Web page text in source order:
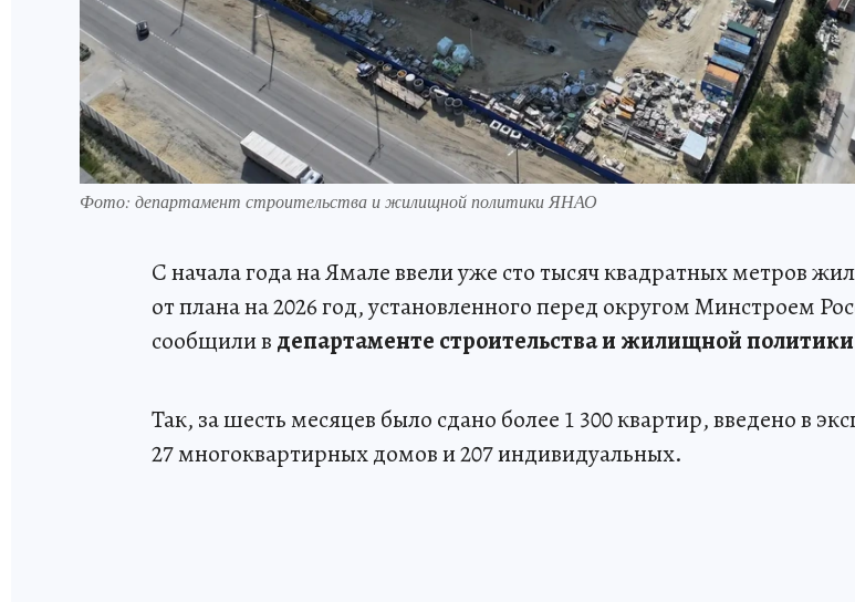
Фото: департамент строительства и жилищной политики ЯНАО
С начала года на Ямале ввели уже сто тысяч квадратных метров
от плана на 2026 год, установленного перед округом Минстроем
сообщили в департаменте строительства и жилищной политики
Так, за шесть месяцев было сдано более 1 300 квартир, введено в
27 многоквартирных домов и 207 индивидуальных.